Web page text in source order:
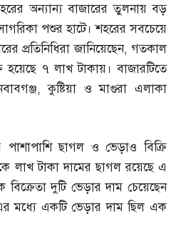
অন্যান্য বাজারের তুলনায় বড়
পশুর হাটে। শহরের সবচেয়ে
প্রতিনিধিরা জানিয়েছেন,গতকাল
৭ লাখ টাকায়। বাজারটিতে
,কুষ্টিয়া ও মাগুরা এলাকা
ছাগল ও ভেড়াও বিক্রি
লাখ টাকা দামের ছাগল রয়েছে এ
দুটি ভেড়ার দাম চেয়েছেন
মধ্যে একটি ভেড়ার দাম ছিল এক